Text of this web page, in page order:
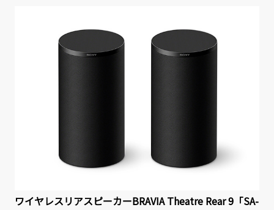
ワイヤレスリアスピーカーBRAVIA Theatre Rear 9「SA-